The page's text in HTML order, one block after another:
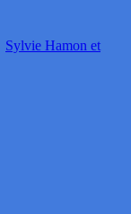
Sylvie Hamon et